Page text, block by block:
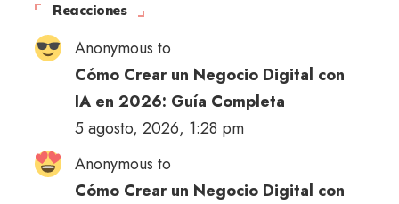
Reacciones
Anonymous to
Cómo Crear un Negocio Digital con
IA en 2026: Guía Completa
5 agosto, 2026, 1:28 pm
Anonymous to
Cómo Crear un Negocio Digital con